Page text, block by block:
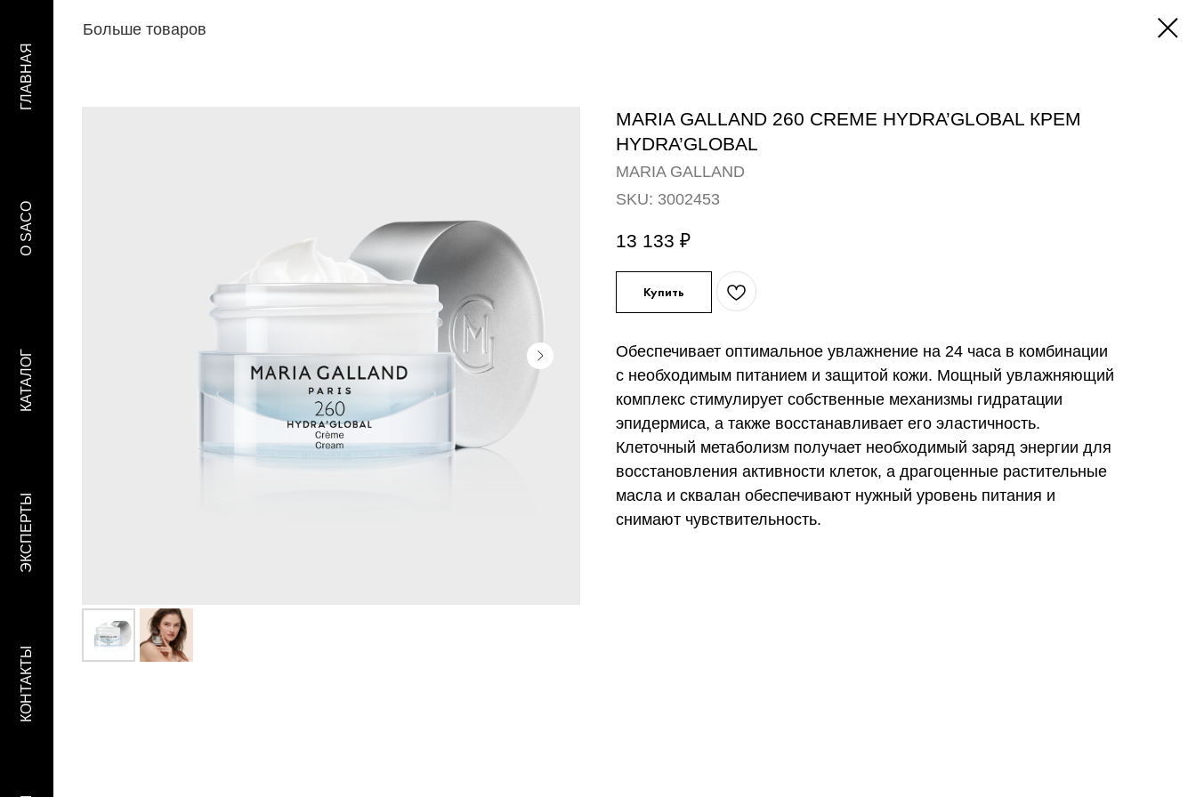
Больше товаров
MARIA GALLAND 260 CRЕME HYDRA’GLOBAL КРЕМ
HYDRA’GLOBAL
MARIA GALLAND
SKU: 3002453
13 133 ₽
Купить
Обеспечивает оптимальное увлажнение на 24 часа в комбинации
с необходимым питанием и защитой кожи. Мощный увлажняющий
комплекс стимулирует собственные механизмы гидратации
эпидермиса, а также восстанавливает его эластичность.
Клеточный метаболизм получает необходимый заряд энергии для
восстановления активности клеток, а драгоценные растительные
масла и сквалан обеспечивают нужный уровень питания и
снимают чувствительность.
КОНТАКТЫ
ЭКСПЕРТЫ
КАТАЛОГ
O SACO
ГЛАВНАЯ